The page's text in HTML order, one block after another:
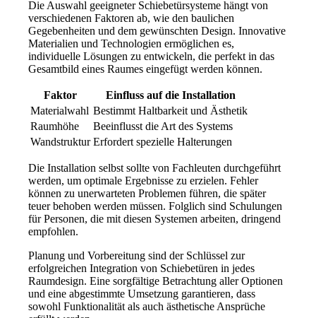
Die Auswahl geeigneter Schiebetürsysteme hängt von
verschiedenen Faktoren ab, wie den baulichen
Gegebenheiten und dem gewünschten Design. Innovative
Materialien und Technologien ermöglichen es,
individuelle Lösungen zu entwickeln, die perfekt in das
Gesamtbild eines Raumes eingefügt werden können.
Faktor
Einfluss auf die Installation
Materialwahl Bestimmt Haltbarkeit und Ästhetik
Raumhöhe
Beeinflusst die Art des Systems
Wandstruktur Erfordert spezielle Halterungen
Die Installation selbst sollte von Fachleuten durchgeführt
werden, um optimale Ergebnisse zu erzielen. Fehler
können zu unerwarteten Problemen führen, die später
teuer behoben werden müssen. Folglich sind Schulungen
für Personen, die mit diesen Systemen arbeiten, dringend
empfohlen.
Planung und Vorbereitung sind der Schlüssel zur
erfolgreichen Integration von Schiebetüren in jedes
Raumdesign. Eine sorgfältige Betrachtung aller Optionen
und eine abgestimmte Umsetzung garantieren, dass
sowohl Funktionalität als auch ästhetische Ansprüche